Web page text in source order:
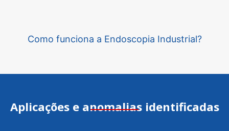
Como funciona a Endoscopia Industrial?
Aplicações e anomalias identificadas